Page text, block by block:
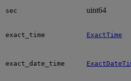
sec uint64
exact_time ExactTime
exact_date_time